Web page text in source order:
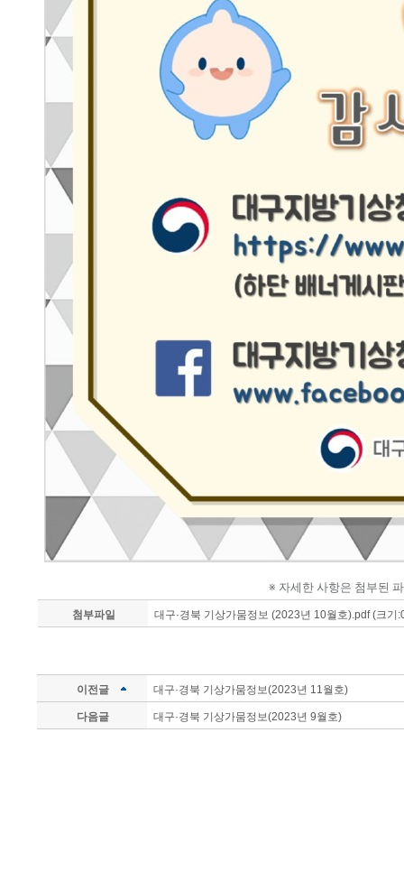
※ 자세한 사항은 첨부된
첨부파일 대구·경북 기상가뭄정보 (2023년 10월호).pdf (크
이전글 대구·경북 기상가뭄정보(2023년 11월호)
다음글 대구·경북 기상가뭄정보(2023년 9월호)